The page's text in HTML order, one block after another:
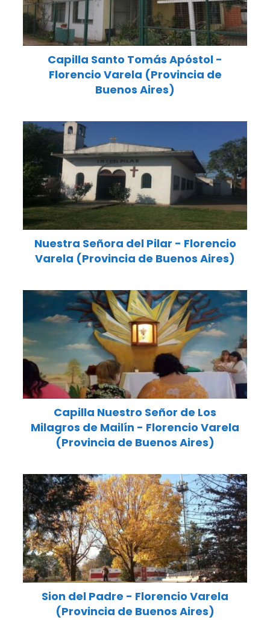
Capilla Santo Tomás Apóstol -
Florencio Varela (Provincia de
Buenos Aires)
Nuestra Señora del Pilar - Florencio
Varela (Provincia de Buenos Aires)
Capilla Nuestro Señor de Los
Milagros de Mailín - Florencio Varela
(Provincia de Buenos Aires)
Sion del Padre - Florencio Varela
(Provincia de Buenos Aires)